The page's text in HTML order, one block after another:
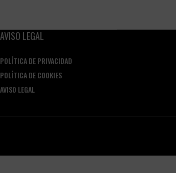
AVISO LEGAL
POLÍTICA DE PRIVACIDAD
POLÍTICA DE COOKIES
AVISO LEGAL